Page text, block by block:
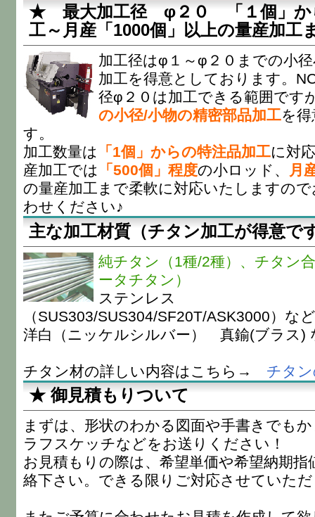
★ 最大加工径 φ２０ 「１個」か
工～月産「1000個」以上の量産加工
加工径はφ１～φ２０までの小
加工を得意としております。
径φ２０は加工できる範囲です
の小径/小物の精密部品加工を得
す。
加工数量は
「1個」からの特注品加工に対
産加工では
「500個」程度の小ロッド、
月
の量産加工まで柔軟に対応いたしますの
わせください♪
主な加工材質（チタン加工が得意で
純チタン（1種/2種）、チタン
ータチタン）
ステンレス
（SUS303/SUS304/SF20T/ASK3000）
洋白（ニッケルシルバー） 真鍮(ブラス)
チタン材の詳しい内容はこちら→ チタ
★ 御見積もりついて
まずは、形状のわかる図面や手書きでも
ラフスケッチなどをお送りください！
お見積もりの際は、希望単価や希望納期指
絡下さい。できる限りご対応させていた